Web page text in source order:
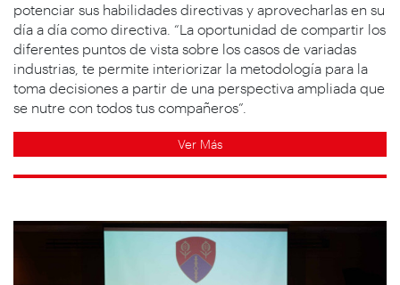
potenciar sus habilidades directivas y aprovecharlas en su
día a día como directiva. “La oportunidad de compartir los
diferentes puntos de vista sobre los casos de variadas
industrias, te permite interiorizar la metodología para la
toma decisiones a partir de una perspectiva ampliada que
se nutre con todos tus compañeros”.
Ver Más